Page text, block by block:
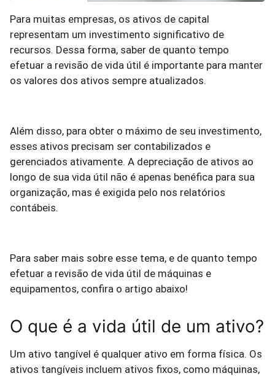
Para muitas empresas, os ativos de capital
representam um investimento significativo de
recursos. Dessa forma, saber de quanto tempo
efetuar a revisão de vida útil é importante para manter
os valores dos ativos sempre atualizados.
Além disso, para obter o máximo de seu investimento,
esses ativos precisam ser contabilizados e
gerenciados ativamente. A depreciação de ativos ao
longo de sua vida útil não é apenas benéfica para sua
organização, mas é exigida pelo nos relatórios
contábeis.
Para saber mais sobre esse tema, e de quanto tempo
efetuar a revisão de vida útil de máquinas e
equipamentos, confira o artigo abaixo!
O que é a vida útil de um ativo?
Um ativo tangível é qualquer ativo em forma física. Os
ativos tangíveis incluem ativos fixos, como máquinas,